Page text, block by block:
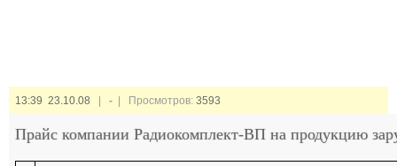
13:39 23.10.08 - | Просмотров: 3593
Прайс компании Радиокомплект-ВП на продукцию